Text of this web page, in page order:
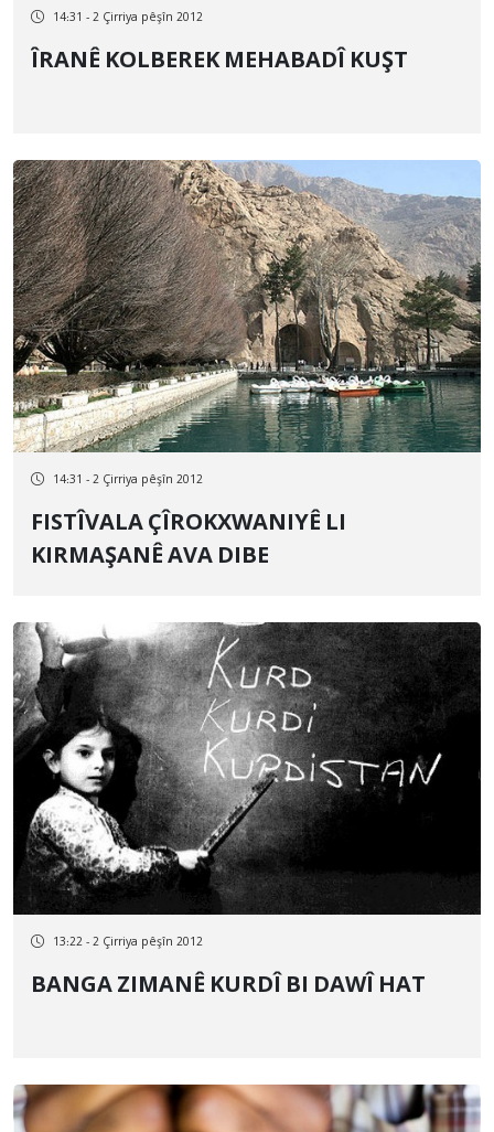
14:31 - 2 Çirriya pêşîn 2012
ÎRANÊ KOLBEREK MEHABADÎ KUŞT
14:31 - 2 Çirriya pêşîn 2012
FISTÎVALA ÇÎROKXWANIYÊ LI
KIRMAŞANÊ AVA DIBE
13:22 - 2 Çirriya pêşîn 2012
BANGA ZIMANÊ KURDÎ BI DAWÎ HAT